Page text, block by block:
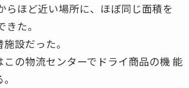
らほど近い場所に、ほぼ同じ面積を
た。
設だった。
の物流センターでドライ商品の機 能